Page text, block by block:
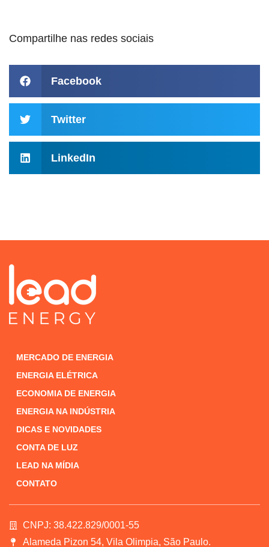
Compartilhe nas redes sociais
Facebook
Twitter
LinkedIn
MERCADO DE ENERGIA
ENERGIA ELÉTRICA
ECONOMIA DE ENERGIA
ENERGIA NA INDÚSTRIA
DICAS E NOVIDADES
CONTA DE LUZ
LEAD NA MÍDIA
CONTATO
CNPJ: 38.422.829/0001-55
Alameda Pizon 54, Vila Olimpia, São Paulo.